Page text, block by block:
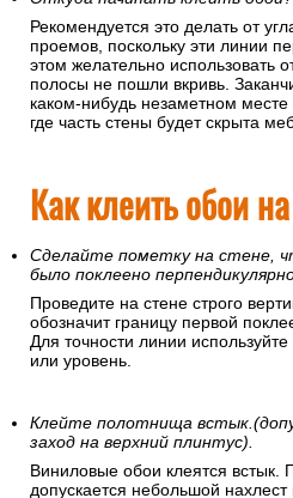
Рекомендуется это делать от
проемов, поскольку эти линии
этом желательно использовать
полосы не пошли вкривь.
каком-нибудь незаметном
где часть стены будет скрыта
Как клеить обои
Сделайте пометку на стене,
было поклеено
Проведите на стене строго
обозначит границу первой
Для точности линии
или уровень.
Клейте полотнища
заход на верхний плинтус).
Виниловые обои клеятся встык.
допускается небольшой